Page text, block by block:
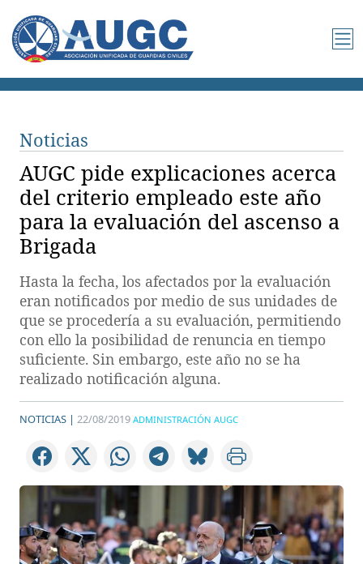
Noticias
AUGC pide explicaciones acerca
del criterio empleado este año
para la evaluación del ascenso a
Brigada
Hasta la fecha, los afectados por la evaluación
eran notificados por medio de sus unidades de
que se procedería a su evaluación, permitiendo
con ello la posibilidad de renuncia en tiempo
suficiente. Sin embargo, este año no se ha
realizado notificación alguna.
NOTICIAS | 22/08/2019 ADMINISTRACIÓN AUGC